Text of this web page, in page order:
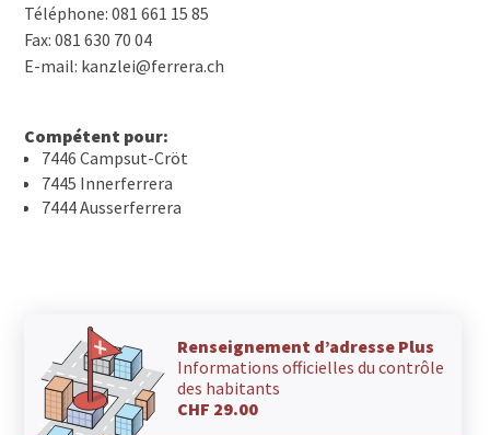
Téléphone: 081 661 15 85
Fax: 081 630 70 04
E-mail: kanzlei@ferrera.ch
Compétent pour:
7446 Campsut-Cröt
7445 Innerferrera
7444 Ausserferrera
Renseignement d’adresse Plus
Informations officielles du contrôle
des habitants
CHF 29.00